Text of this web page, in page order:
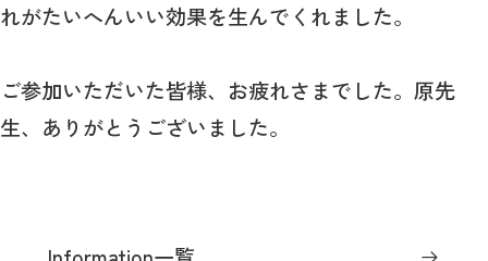
れがたいへんいい効果を生んでくれました。
ご参加いただいた皆様、お疲れさまでした。原先
生、ありがとうございました。